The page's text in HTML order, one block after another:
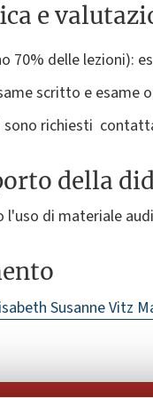
e
70% delle lezioni):
scritto e esame
richiesti
della
di materiale
Susanne Vitz